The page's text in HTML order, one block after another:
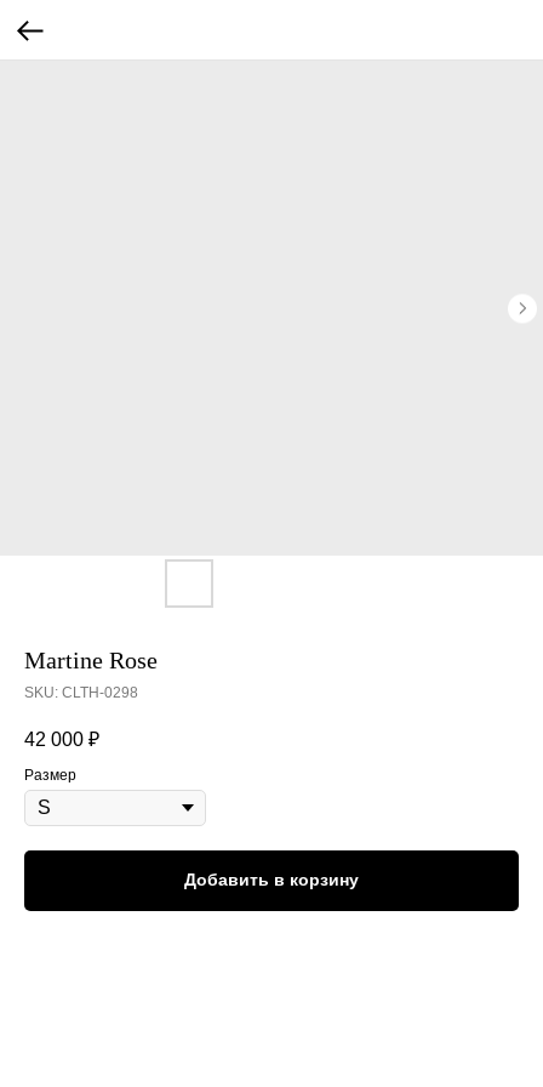
Martine Rose
SKU: CLTH-0298
42 000 ₽
Размер
Добавить в корзину